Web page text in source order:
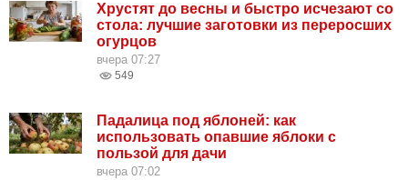
Хрустят до весны и быстро исчезают со
стола: лучшие заготовки из переросших
огурцов
вчера 07:27
549
Падалица под яблоней: как
использовать опавшие яблоки с
пользой для дачи
вчера 07:02